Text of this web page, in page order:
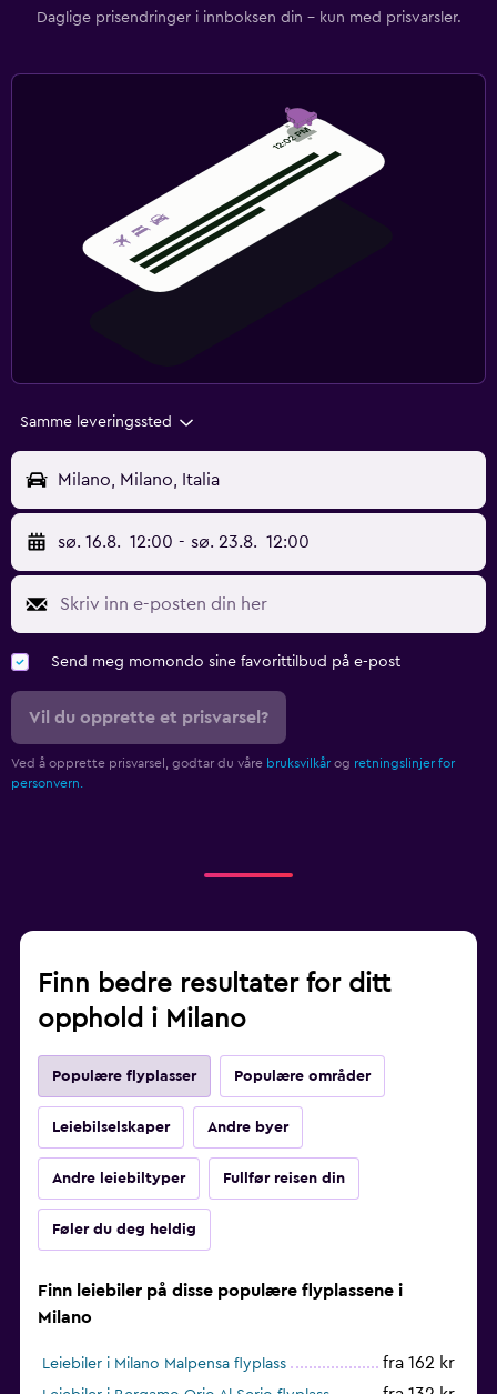
Daglige prisendringer i innboksen din – kun med prisvarsler.
Samme leveringssted
Milano, Milano, Italia
sø. 16.8. 12:00 - sø. 23.8. 12:00
Send meg momondo sine favorittilbud på e-post
Vil du opprette et prisvarsel?
Ved å opprette prisvarsel, godtar du våre bruksvilkår og retningslinjer for
personvern.
Finn bedre resultater for ditt
opphold i Milano
Populære flyplasser Populære områder
Leiebilselskaper Andre byer
Andre leiebiltyper Fullfør reisen din
Føler du deg heldig
Finn leiebiler på disse populære flyplassene i
Milano
Leiebiler i Milano Malpensa flyplass fra 162 kr